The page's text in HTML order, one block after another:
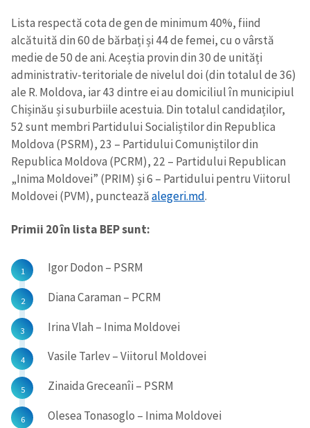
Lista respectă cota de gen de minimum 40%, fiind
alcătuită din 60 de bărbați și 44 de femei, cu o vârstă
medie de 50 de ani. Aceștia provin din 30 de unități
administrativ-teritoriale de nivelul doi (din totalul de 36)
ale R. Moldova, iar 43 dintre ei au domiciliul în municipiul
Chișinău și suburbiile acestuia. Din totalul candidaților,
52 sunt membri Partidului Socialiștilor din Republica
Moldova (PSRM), 23 – Partidului Comuniștilor din
Republica Moldova (PCRM), 22 – Partidului Republican
„Inima Moldovei” (PRIM) și 6 – Partidului pentru Viitorul
Moldovei (PVM), puncteazăalegeri.md.
Primii 20 în lista BEP sunt:
Igor Dodon – PSRM
Diana Caraman – PCRM
Irina Vlah – Inima Moldovei
Vasile Tarlev – Viitorul Moldovei
Zinaida Greceanîi – PSRM
Olesea Tonasoglo – Inima Moldovei